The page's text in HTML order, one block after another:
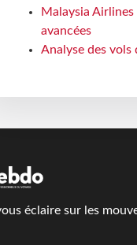
Malaysia
avancées
Analyse des vols
éclaire sur les